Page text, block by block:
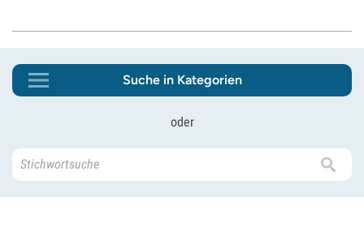
Suche in Kategorien
oder